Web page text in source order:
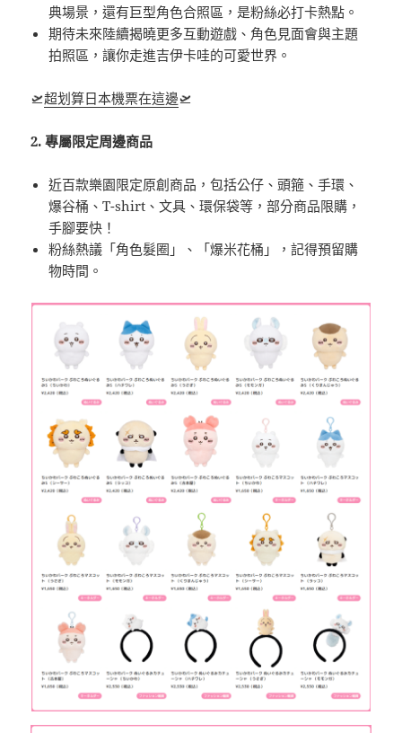
典場景，還有巨型角色合照區，是粉絲必打卡熱點。
期待未來陸續揭曉更多互動遊戲、角色見面會與主題
拍照區，讓你走進吉伊卡哇的可愛世界。
🛫超划算日本機票在這邊🛫
2. 專屬限定周邊商品
近百款樂園限定原創商品，包括公仔、頭箍、手環、
爆谷桶、T-shirt、文具、環保袋等，部分商品限購，
手腳要快！
粉絲熱議「角色髮圈」、「爆米花桶」，記得預留購
物時間。